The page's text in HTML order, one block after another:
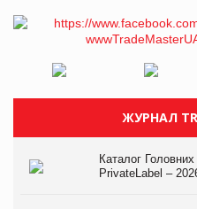
ЖУРНАЛ
Каталог Головних
PrivateLabel –